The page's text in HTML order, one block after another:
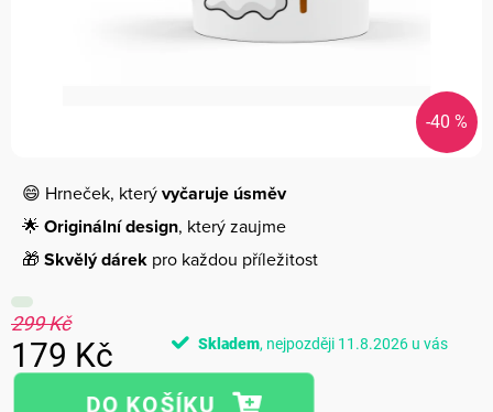
-40 %
😄 Hrneček, kterývyčaruje úsměv
🌟 Originální design, který zaujme
🎁 Skvělý dárek pro každou příležitost
299 Kč
179 Kč
Měrná
Skladem 11.8.2026